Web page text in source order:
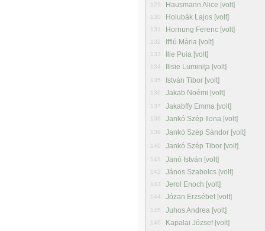
129 Hausmann Alice [volt]
130 Holubák Lajos [volt]
131 Hornung Ferenc [volt]
132 Iffiú Mária [volt]
133 Ilie Puia [volt]
134 Ilisie Luminiţa [volt]
135 István Tibor [volt]
136 Jakab Noémi [volt]
137 Jakabffy Emma [volt]
138 Jankó Szép Ilona [volt]
139 Jankó Szép Sándor [volt]
140 Jankó Szép Tibor [volt]
141 Janó István [volt]
142 János Szabolcs [volt]
143 Jerol Enoch [volt]
144 Józan Erzsébet [volt]
145 Juhos Andrea [volt]
146 Kapalai József [volt]